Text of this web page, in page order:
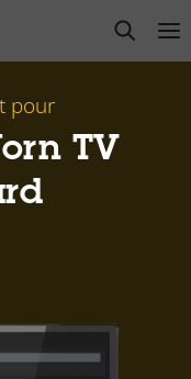
open
pour
TV